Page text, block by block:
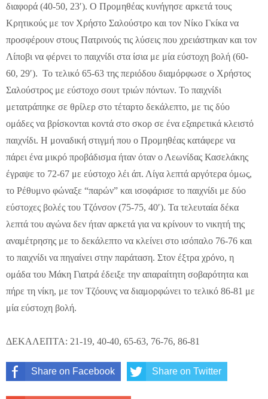
διαφορά (40-50, 23′). O Προμηθέας κυνήγησε αρκετά τους
Κρητικούς με τον Χρήστο Σαλούστρο και τον Νίκο Γκίκα να
προσφέρουν στους Πατρινούς τις λύσεις που χρειάστηκαν και τον
Λίποβι να φέρνει το παιχνίδι στα ίσια με μία εύστοχη βολή (60-
60, 29′). Το τελικό 65-63 της περιόδου διαμόρφωσε ο Χρήστος
Σαλούστρος με εύστοχο σουτ τριών πόντων. Το παιχνίδι
μετατράπηκε σε θρίλερ στο τέταρτο δεκάλεπτο, με τις δύο
ομάδες να βρίσκονται κοντά στο σκορ σε ένα εξαιρετικά κλειστό
παιχνίδι. Η μοναδική στιγμή που ο Προμηθέας κατάφερε να
πάρει ένα μικρό προβάδισμα ήταν όταν ο Λεωνίδας Κασελάκης
έγραψε το 72-67 με εύστοχο λέι άπ. Λίγα λεπτά αργότερα όμως,
το Ρέθυμνο φώναξε “παρών” και ισοφάρισε το παιχνίδι με δύο
εύστοχες βολές του Τζόνσον (75-75, 40′). Τα τελευταία δέκα
λεπτά του αγώνα δεν ήταν αρκετά για να κρίνουν το νικητή της
αναμέτρησης με το δεκάλεπτο να κλείνει στο ισόπαλο 76-76 και
το παιχνίδι να πηγαίνει στην παράταση. Στον έξτρα χρόνο, η
ομάδα του Μάκη Γιατρά έδειξε την απαραίτητη σοβαρότητα και
πήρε τη νίκη, με τον Τζόουνς να διαμορφώνει το τελικό 86-81 με
μία εύστοχη βολή.
ΔΕΚΑΛΕΠΤΑ: 21-19, 40-40, 65-63, 76-76, 86-81
Share on Facebook Share on Twitter